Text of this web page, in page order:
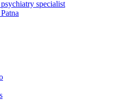
specialist